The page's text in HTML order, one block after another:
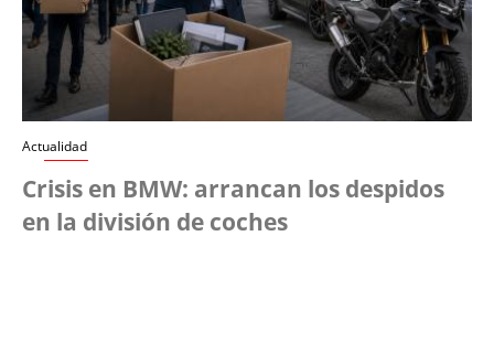
Actualidad
Crisis en BMW: arrancan los despidos
en la división de coches